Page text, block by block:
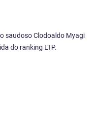
saudoso Clodoaldo Myagi
do ranking LTP.